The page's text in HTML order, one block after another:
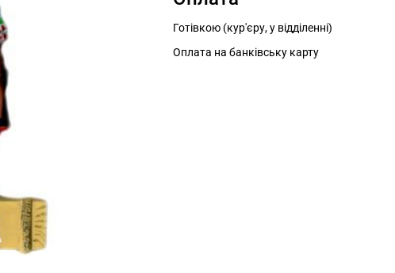
Готівкою (кур'єру, у відділенні)
Оплата на банківську карту